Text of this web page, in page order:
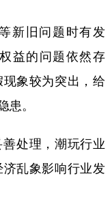
عربى
한국어
新旧问题时有发
益的问题依然存
象较为突出，给
患。
处理，潮玩行业
乱象影响行业发